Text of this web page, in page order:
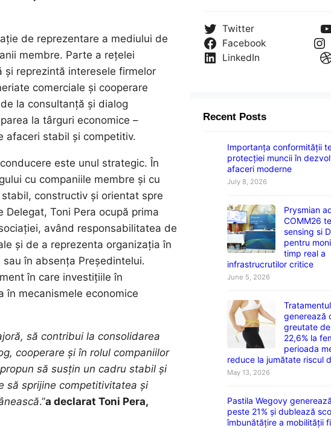
de reprezentare a mediului de
membre. Parte a rețelei
reprezintă interesele firmelor
comerciale și cooperare
la consultanță și dialog
la târguri economice –
afaceri stabil și competitiv.
este unul strategic. În
cu companiile membre și cu
constructiv și orientat spre
Toni Pera ocupă prima
având responsabilitatea de
și de a reprezenta organizația în
în absența Președintelui.
în care investițiile în
în mecanismele economice
să contribui la consolidarea
cooperare și în rolul companiilor
să susțin un cadru stabil și
să sprijine competitivitatea și
.”a declarat Toni Pera,
Twitter
Facebook
LinkedIn
Recent Posts
Importanța conformității
protecției muncii în
afaceri moderne
July 8, 2026
Prysmian
COMM26
sensing si
pentru
timp real a
infrastrucrutilor critice
June 5, 2026
generează
greutate
22,6% la
perioada
reduce la jumătate riscul
May 13, 2026
Pastila Wegovy
peste 21% și dublează
îmbunătățire a mobilității